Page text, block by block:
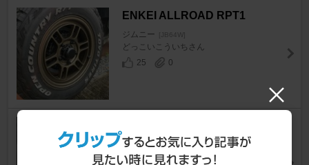
ENKEI ALLROAD RPT1
ジムニー [JB64W]
どっこいこういちさん
25
0
ジムニー [JB64W]
みるく♂さん